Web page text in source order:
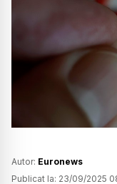
Autor: Euronews
Publicat la: 23/09/2025